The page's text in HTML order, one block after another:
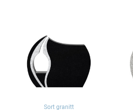
Sort granitt